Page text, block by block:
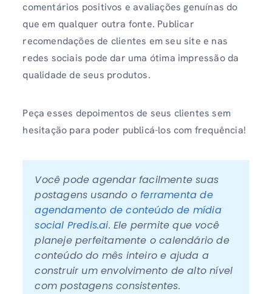
comentários positivos e avaliações genuínas do
que em qualquer outra fonte. Publicar
recomendações de clientes em seu site e nas
redes sociais pode dar uma ótima impressão da
qualidade de seus produtos.
Peça esses depoimentos de seus clientes sem
hesitação para poder publicá-los com frequência!
Você pode agendar facilmente suas
postagens usando o ferramenta de
agendamento de conteúdo de mídia
social Predis.ai. Ele permite que você
planeje perfeitamente o calendário de
conteúdo do mês inteiro e ajuda a
construir um envolvimento de alto nível
com postagens consistentes.